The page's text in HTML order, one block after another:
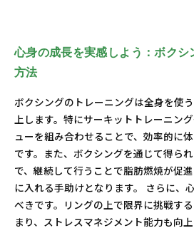
心身の成長を実感しよう：ボクシ
方法
ボクシングのトレーニングは全身を使
上します。特にサーキットトレーニン
ューを組み合わせることで、効率的に
です。また、ボクシングを通じて得ら
で、継続して行うことで脂肪燃焼が促
に入れる手助けとなります。 さらに、
べきです。リングの上で限界に挑戦す
まり、ストレスマネジメント能力も向